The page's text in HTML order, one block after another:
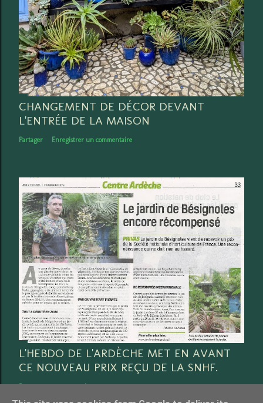
CHANGEMENT DE DÉCOR DEVANT
L'ENTRÉE DE LA MAISON
Partager Enregistrer un commentaire
L'HEBDO DE L'ARDÈCHE MET EN AVANT
CE NOUVEAU PRIX REÇU DE LA SNHF.
Partager 3 commentaires